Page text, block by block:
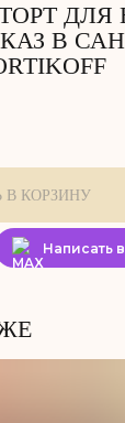
В
В КОРЗИНУ
Написать